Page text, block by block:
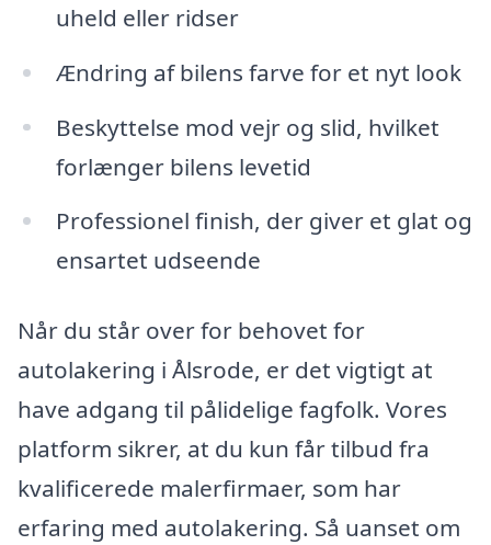
uheld eller ridser
Ændring af bilens farve for et nyt look
Beskyttelse mod vejr og slid, hvilket
forlænger bilens levetid
Professionel finish, der giver et glat og
ensartet udseende
Når du står over for behovet for
autolakering i Ålsrode, er det vigtigt at
have adgang til pålidelige fagfolk. Vores
platform sikrer, at du kun får tilbud fra
kvalificerede malerfirmaer, som har
erfaring med autolakering. Så uanset om